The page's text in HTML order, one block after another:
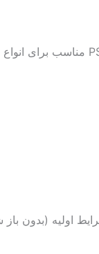
اولیه (بدون